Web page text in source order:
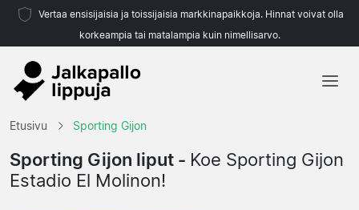
Vertaa ensisijaisia ja toissijaisia markkinapaikkoja. Hinnat voivat olla
korkeampia tai matalampia kuin nimellisarvo.
Joukkueet
Etusivu Sporting Gijon
Sporting Gijon liput - Koe Sporting Gijon
Estadio El Molinon!